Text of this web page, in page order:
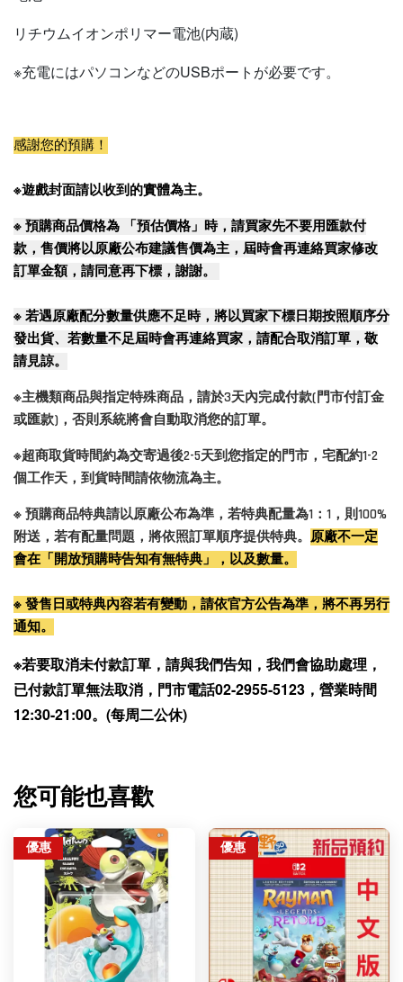
リチウムイオンポリマー電池(内蔵)
※充電にはパソコンなどのUSBポートが必要です。
感謝您的預購！
※遊戲封面請以收到的實體為主。
※ 預購商品價格為 「預估價格」時，請買家先不要用匯款付
款，售價將以原廠公布建議售價為主，屆時會再連絡買家修改
訂單金額，請同意再下標，謝謝。
※ 若遇原廠配分數量供應不足時，將以買家下標日期按照順序分
發出貨、若數量不足屆時會再連絡買家，請配合取消訂單，敬
請見諒。
※主機類商品與指定特殊商品，請於3天內完成付款(門市付訂金
或匯款)，否則系統將會自動取消您的訂單。
※超商取貨時間約為交寄過後2-5天到您指定的門市，宅配約1-2
個工作天，到貨時間請依物流為主。
※ 預購商品特典請以原廠公布為準，若特典配量為1：1，則100%
附送，若有配量問題，將依照訂單順序提供特典。 原廠不一定
會在「開放預購時告知有無特典」，以及數量。
※ 發售日或特典內容若有變動，請依官方公告為準，將不再另行
通知。
※若要取消未付款訂單，請與我們告知，我們會協助處理，
已付款訂單無法取消，門市電話02-2955-5123，營業時間
12:30-21:00。(每周二公休)
您可能也喜歡
優惠 優惠